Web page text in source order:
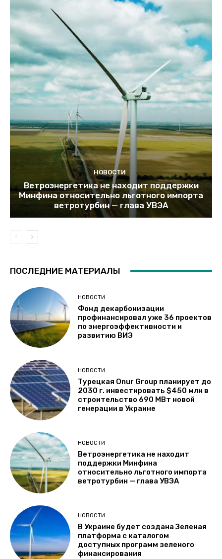
НОВОСТИ
Ветроэнергетика не находит поддержки
Минфина относительно льготного импорта
ветротурбин — глава УВЭА
ПОСЛЕДНИЕ МАТЕРИАЛЫ
НОВОСТИ
Фонд декарбонизации
профинансировал уже 36 проектов
по энергоэффективности и
развитию ВИЭ
НОВОСТИ
Турецкая Onur Group планирует до
2030 г. инвестировать $450 млн в
строительство 690 МВт новой
генерации в Украине
НОВОСТИ
Ветроэнергетика не находит
поддержки Минфина
относительно льготного импорта
ветротурбин — глава УВЭА
НОВОСТИ
В Украине будет создана Зеленая
платформа с каталогом
доступных программ зеленого
финансирования